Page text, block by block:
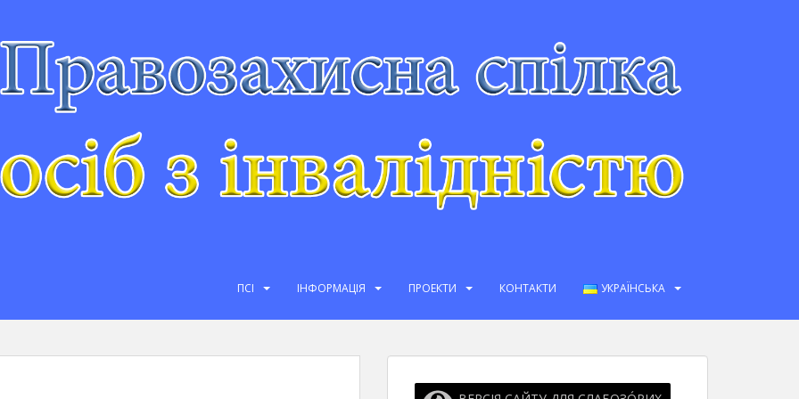
ПСІ ІНФОРМАЦІЯ ПРОЕКТИ КОНТАКТИ УКРАЇНСЬКА